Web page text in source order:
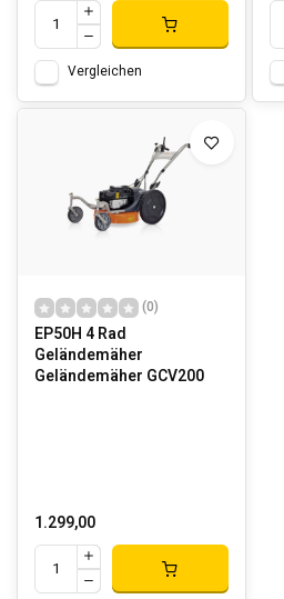
Vergleichen
(0)
EP50H 4 Rad
Geländemäher
Geländemäher GCV200
1.299,00